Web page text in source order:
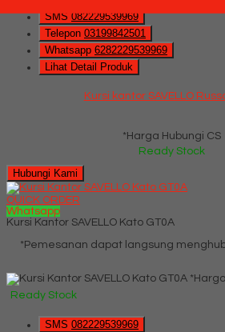
SMS 082229539969
Telepon 03199842501
Whatsapp 6282229539969
Lihat Detail Produk
Kursi kantor SAVELLO
*Harga Hubungi CS
Ready Stock
Hubungi Kami
QUICK ORDER
Whatsapp
Kursi Kantor SAVELLO Kato GT0A
*Pemesanan dapat langsung
Ready Stock
SMS 082229539969